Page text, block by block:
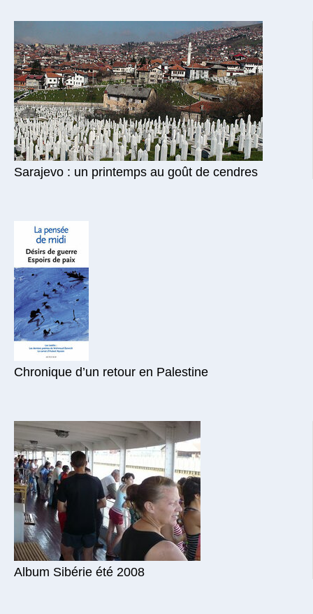
Sarajevo : un printemps au goût de cendres
Chronique d’un retour en Palestine
Album Sibérie été 2008